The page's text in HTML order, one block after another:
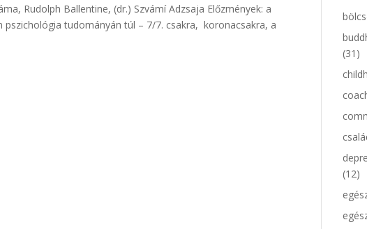
Rudolph Ballentine, (dr.) Szvámí Adzsaja Előzmények: a
tudományán túl – 7/7. csakra, koronacsakra, a
(31)
(12)